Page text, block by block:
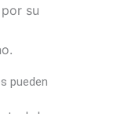
su
pueden